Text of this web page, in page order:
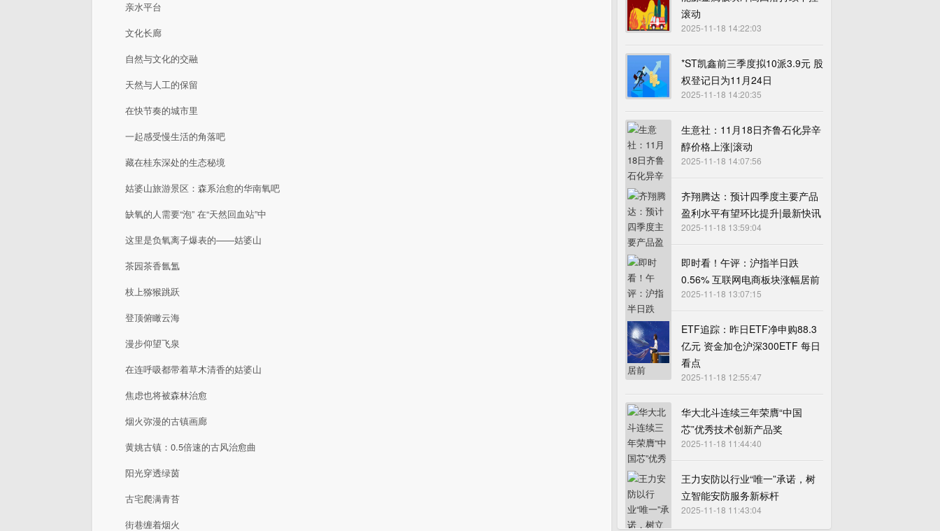
亲水平台
文化长廊
自然与文化的交融
天然与人工的保留
在快节奏的城市里
一起感受慢生活的角落吧
藏在桂东深处的生态秘境
姑婆山旅游景区：森系治愈的华南氧吧
缺氧的人需要“泡” 在“天然回血站”中
这里是负氧离子爆表的——姑婆山
茶园茶香氤氲
枝上猕猴跳跃
登顶俯瞰云海
漫步仰望飞泉
在连呼吸都带着草木清香的姑婆山
焦虑也将被森林治愈
烟火弥漫的古镇画廊
黄姚古镇：0.5倍速的古风治愈曲
阳光穿透绿茵
古宅爬满青苔
街巷缠着烟火
滚动
2025-11-18 14:22:03
*ST凯鑫前三季度拟10派3.9元 股
权登记日为11月24日
2025-11-18 14:20:35
生意社：11月18日齐鲁石化异辛
醇价格上涨|滚动
2025-11-18 14:07:56
齐翔腾达：预计四季度主要产品
盈利水平有望环比提升|最新快讯
2025-11-18 13:59:04
即时看！午评：沪指半日跌
0.56% 互联网电商板块涨幅居前
2025-11-18 13:07:15
ETF追踪：昨日ETF净申购88.3
亿元 资金加仓沪深300ETF 每日
看点
2025-11-18 12:55:47
华大北斗连续三年荣膺“中国
芯”优秀技术创新产品奖
2025-11-18 11:44:40
王力安防以行业“唯一”承诺，树
立智能安防服务新标杆
2025-11-18 11:43:04